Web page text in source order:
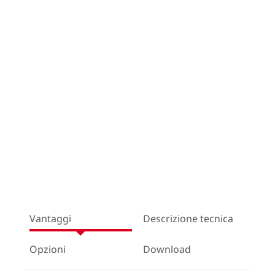
Vantaggi Descrizione tecnica
Opzioni Download